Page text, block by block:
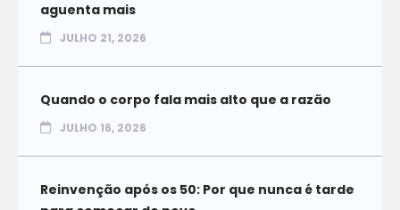
aguenta mais
JULHO 21, 2026
Quando o corpo fala mais alto que a razão
JULHO 16, 2026
Reinvenção após os 50: Por que nunca é tarde